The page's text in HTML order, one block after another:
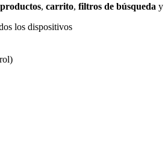
, carrito, filtros de búsqueda y
los dispositivos